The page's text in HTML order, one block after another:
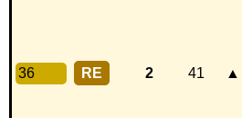
36 RE 2 41 ▲